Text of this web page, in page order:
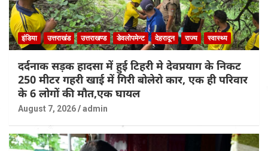
इंडिया उत्तराखंड उत्तराखण्ड डेवलोपमेन्ट देहरादून राज्य स्वास्थ्य
दर्दनाक सड़क हादसा में हुई टिहरी मे देवप्रयाग के निकट
250 मीटर गहरी खाई में गिरी बोलेरो कार, एक ही परिवार
के 6 लोगों की मौत,एक घायल
August 7, 2026 admin